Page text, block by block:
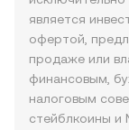
является
офертой,
продаже или
финансовым,
налоговым
стейблкоины и